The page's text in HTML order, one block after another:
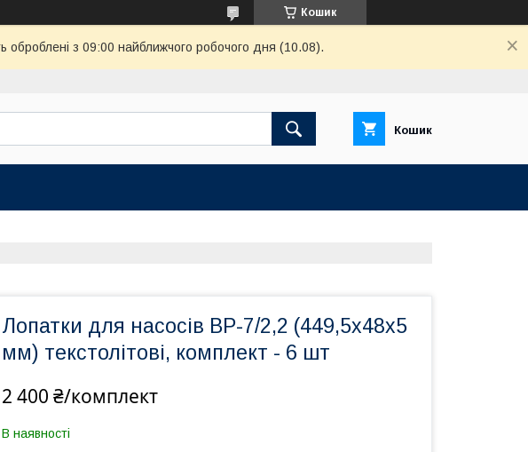
Кошик
оброблені з 09:00 найближчого робочого дня (10.08).
Кошик
Лопатки для насосів ВР-7/2,2 (449,5х48х5
мм) текстолітові, комплект - 6 шт
2 400 ₴/комплект
В наявності